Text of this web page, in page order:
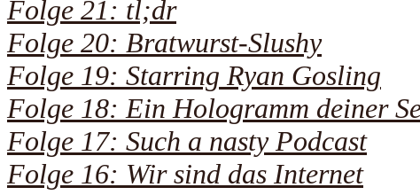
Folge 21: tl;dr
Folge 20: Bratwurst-Slushy
Folge 19: Starring Ryan Gosling
Folge 18: Ein Hologramm deiner
Folge 17: Such a nasty Podcast
Folge 16: Wir sind das Internet